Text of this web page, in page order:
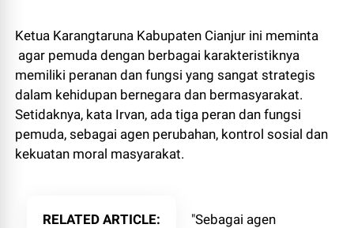
Ketua Karangtaruna Kabupaten Cianjur ini meminta
agar pemuda dengan berbagai karakteristiknya
memiliki peranan dan fungsi yang sangat strategis
dalam kehidupan bernegara dan bermasyarakat.
Setidaknya, kata Irvan, ada tiga peran dan fungsi
pemuda, sebagai agen perubahan, kontrol sosial dan
kekuatan moral masyarakat.
RELATED ARTICLE "Sebagai agen